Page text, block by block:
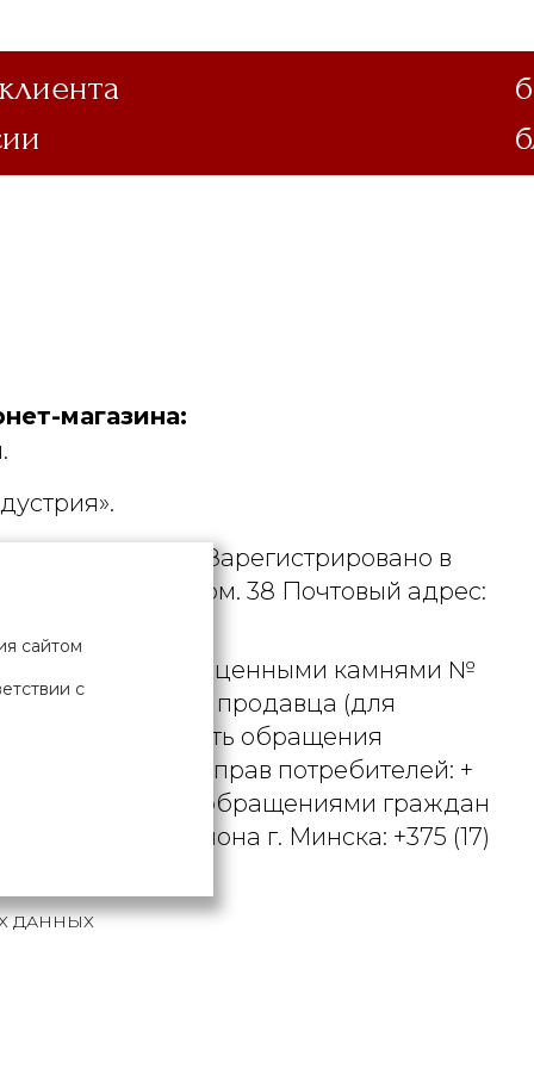
магазина:
190729471. Зарегистрировано в
д. 9А, пом. 38 Почтовый адрес:
и драгоценными камнями №
телефона продавца (для
рассматривать обращения
о защите прав потребителей: +
по работе с обращениями граждан
района г. Минска: +375 (17)
ДАННЫХ
сайтом
с